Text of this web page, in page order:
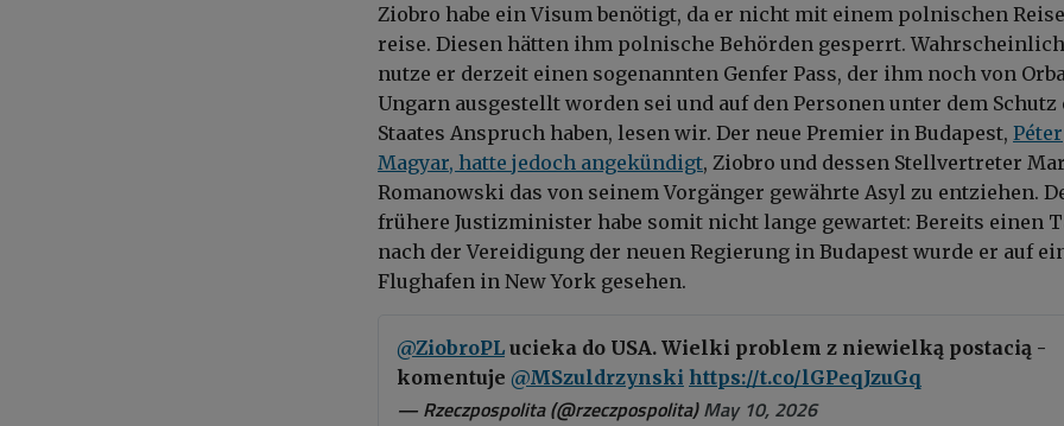
Ziobro habe ein Visum benötigt, da er nicht mit einem polnischen
reise. Diesen hätten ihm polnische Behörden gesperrt. Wahrscheinlich
nutze er derzeit einen sogenannten Genfer Pass, der ihm noch von
Ungarn ausgestellt worden sei und auf den Personen unter dem Schutz
Staates Anspruch haben, lesen wir. Der neue Premier in Budapest, Péter
Magyar, hatte jedoch angekündigt, Ziobro und dessen Stellvertreter
Romanowski das von seinem Vorgänger gewährte Asyl zu entziehen.
frühere Justizminister habe somit nicht lange gewartet: Bereits einen
nach der Vereidigung der neuen Regierung in Budapest wurde er auf
Flughafen in New York gesehen.
@ZiobroPL ucieka do USA. Wielki problem z niewielką postacią -
komentuje @MSzuldrzynski https://t.co/lGPeqJzuGq
— Rzeczpospolita (@rzeczpospolita)May 10, 2026